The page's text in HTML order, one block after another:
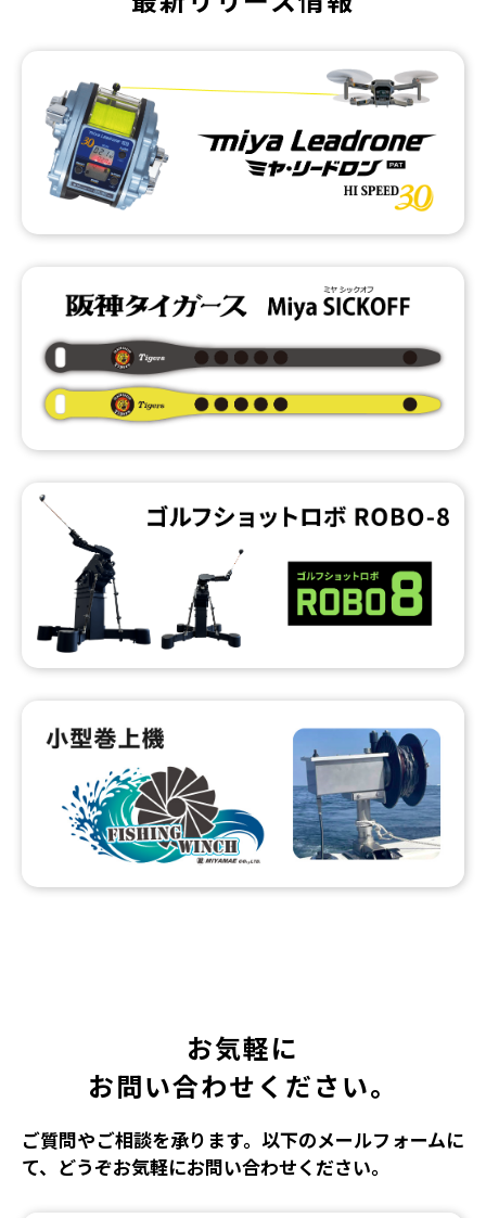
お気軽に
お問い合わせください。
ご質問やご相談を承ります。以下のメールフォームに
て、どうぞお気軽にお問い合わせください。